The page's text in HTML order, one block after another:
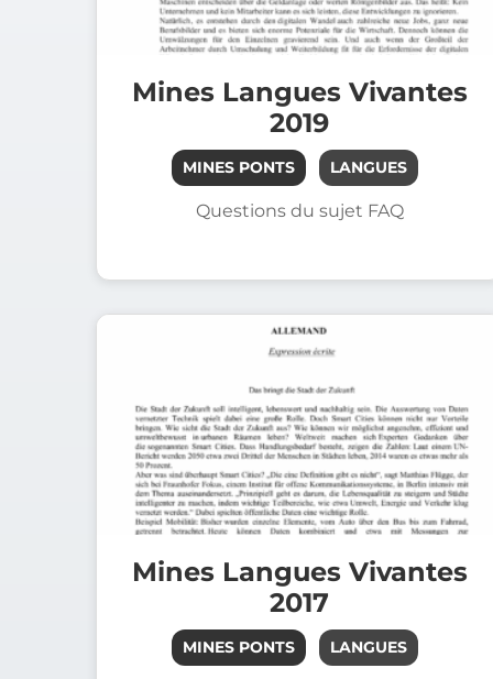
Filière PSI
Filière TSI
Mines Langues Vivantes
2019
MINES PONTS LANGUES
Questions du sujet FAQ
Mines Langues Vivantes
2017
MINES PONTS LANGUES